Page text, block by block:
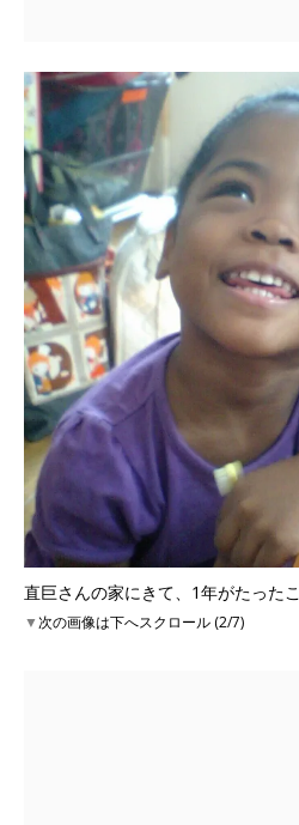
直巨さんの家にきて、1年がたった
▼次の画像は下へスクロール (2/7)